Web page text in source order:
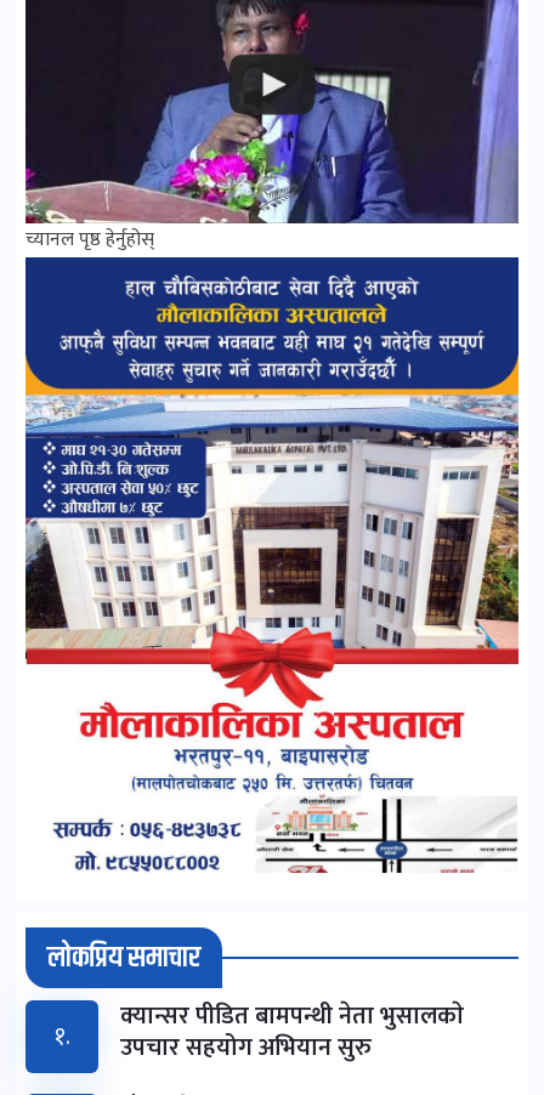
च्यानल पृष्ठ हेर्नुहोस्
लोकप्रिय समाचार
१. क्यान्सर पीडित बामपन्थी नेता भुसालकाे
उपचार सहयोग अभियान सुरु